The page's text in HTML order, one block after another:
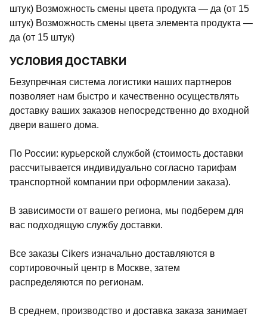
штук) Возможность смены цвета продукта — да (от 15
штук) Возможность смены цвета элемента продукта —
да (от 15 штук)
УСЛОВИЯ ДОСТАВКИ
Безупречная система логистики наших партнеров
позволяет нам быстро и качественно осуществлять
доставку ваших заказов непосредственно до входной
двери вашего дома.
По России: курьерской службой (стоимость доставки
рассчитывается индивидуально согласно тарифам
транспортной компании при оформлении заказа).
В зависимости от вашего региона, мы подберем для
вас подходящую службу доставки.
Все заказы Cikers изначально доставляются в
сортировочный центр в Москве, затем
распределяются по регионам.
В среднем, производство и доставка заказа занимает